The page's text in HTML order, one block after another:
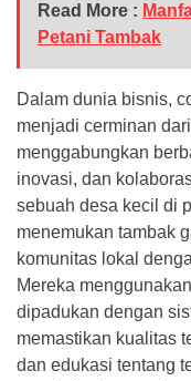
Read More :
Petani Tambak
Dalam dunia bisnis,
menjadi cerminan
menggabungkan
inovasi, dan
sebuah desa kecil di
menemukan tambak
komunitas lokal
Mereka
dipadukan dengan
memastikan kualitas
dan edukasi tentang